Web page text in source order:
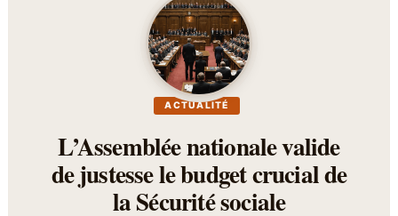
ACTUALITÉ
L’Assemblée nationale valide
de justesse le budget crucial de
la Sécurité sociale